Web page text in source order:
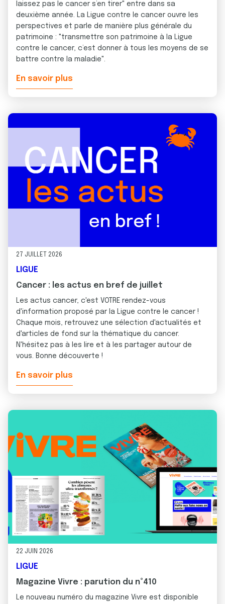
laissez pas le cancer s’en tirer" entre dans sa
deuxième année. La Ligue contre le cancer ouvre les
perspectives et parle de manière plus générale du
patrimoine : "transmettre son patrimoine à la Ligue
contre le cancer, c’est donner à tous les moyens de se
battre contre la maladie".
En savoir plus
27 JUILLET 2026
LIGUE
Cancer : les actus en bref de juillet
Les actus cancer, c'est VOTRE rendez-vous
d'information proposé par la Ligue contre le cancer !
Chaque mois, retrouvez une sélection d'actualités et
d'articles de fond sur la thématique du cancer.
N'hésitez pas à les lire et à les partager autour de
vous. Bonne découverte !
En savoir plus
22 JUIN 2026
LIGUE
Magazine Vivre : parution du n°410
Le nouveau numéro du magazine Vivre est disponible